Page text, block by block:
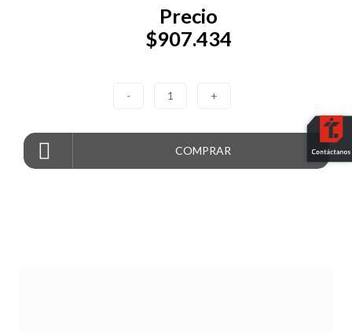
Precio
$907.434
- 1 +
COMPRAR